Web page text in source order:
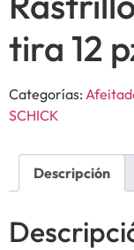
tira 12
Categorías:
SCHICK
Descripción